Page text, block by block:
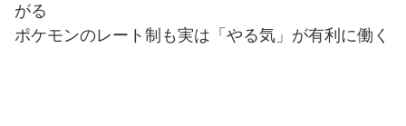
がる
ポケモンのレート制も実は「やる気」が有利に働く